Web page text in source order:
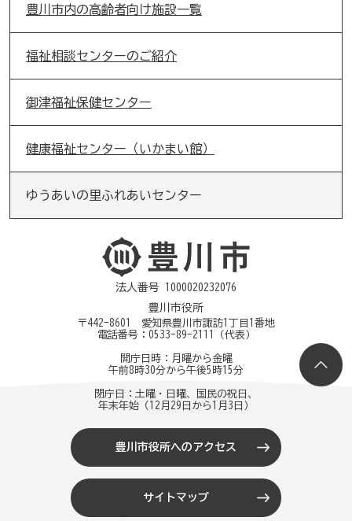
豊川市内の高齢者向け施設一覧
福祉相談センターのご紹介
御津福祉保健センター
健康福祉センター（いかまい館）
ゆうあいの里ふれあいセンター
法人番号 1000020232076
豊川市役所
〒442-8601 愛知県豊川市諏訪1丁目1番地
電話番号： 0533-89-2111 （代表）
開庁日時：月曜から金曜
午前8時30分から午後5時15分
閉庁日：土曜・日曜、国民の祝日、
年末年始（12月29日から1月3日）
豊川市役所へのアクセス
サイトマップ